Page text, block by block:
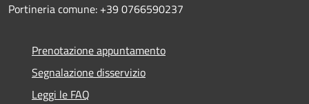
Portineria comune: +39 0766590237
Prenotazione appuntamento
Segnalazione disservizio
Leggi le FAQ